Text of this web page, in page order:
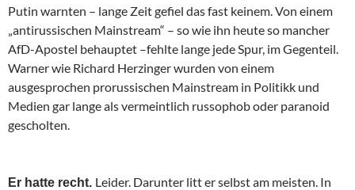
Putin warnten – lange Zeit gefiel das fast keinem. Von einem
„antirussischen Mainstream“ – so wie ihn heute so mancher
AfD-Apostel behauptet –fehlte lange jede Spur, im Gegenteil.
Warner wie Richard Herzinger wurden von einem
ausgesprochen prorussischen Mainstream in Politikk und
Medien gar lange als vermeintlich russophob oder paranoid
gescholten.
Er hatte recht. Leider. Darunter litt er selbst am meisten. In